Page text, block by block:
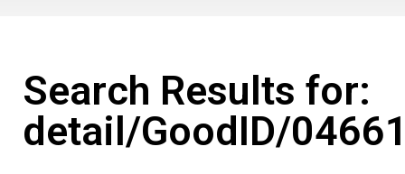
Search Results for:
detail/GoodID/